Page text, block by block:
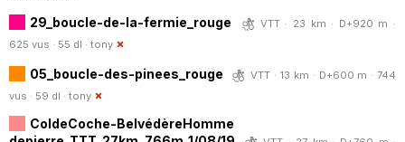
29_boucle-de-la-fermie_rouge
VTT · 23 km · D+920 m ·
625 vus · 55 dl · tony
05_boucle-des-pinees_rouge
VTT · 13 km · D+600 m · 744
vus · 59 dl · tony
ColdeCoche-BelvédèreHomme